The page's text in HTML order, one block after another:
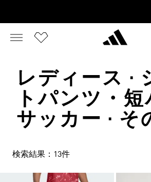
レディース ·
トパンツ・短
サッカー · そ
検索結果：13件